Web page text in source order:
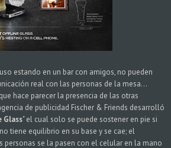
estando en un bar con amigos, no pueden
real con las personas de la mesa...
hace parecer la presencia de las otras
de publicidad Fischer & Friends desarrolló
Glass" el cual solo se puede sostener en pie si
tiene equilibrio en su base y se cae; el
se la pasen con el celular en la mano